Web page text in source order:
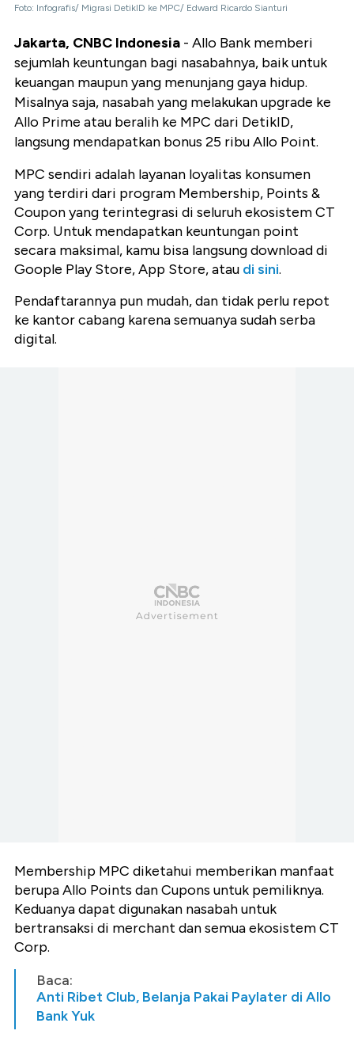
Foto: Infografis/ Migrasi DetikID ke MPC/ Edward Ricardo Sianturi
Jakarta, CNBC Indonesia - Allo Bank memberi
sejumlah keuntungan bagi nasabahnya, baik untuk
keuangan maupun yang menunjang gaya hidup.
Misalnya saja, nasabah yang melakukan upgrade ke
Allo Prime atau beralih ke MPC dari DetikID,
langsung mendapatkan bonus 25 ribu Allo Point.
MPC sendiri adalah layanan loyalitas konsumen
yang terdiri dari program Membership, Points &
Coupon yang terintegrasi di seluruh ekosistem CT
Corp. Untuk mendapatkan keuntungan point
secara maksimal, kamu bisa langsung download di
Goople Play Store, App Store, atau di sini.
Pendaftarannya pun mudah, dan tidak perlu repot
ke kantor cabang karena semuanya sudah serba
digital.
Membership MPC diketahui memberikan manfaat
berupa Allo Points dan Cupons untuk pemiliknya.
Keduanya dapat digunakan nasabah untuk
bertransaksi di merchant dan semua ekosistem CT
Corp.
Baca:
Anti Ribet Club, Belanja Pakai Paylater di Allo
Bank Yuk